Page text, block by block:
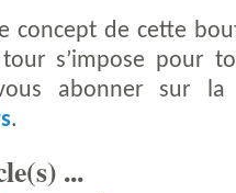
concept de cette
s’impose pour
abonner sur
.
...